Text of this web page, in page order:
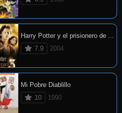
Harry Potter y el prisionero de Azkaban
7.9
2004
Mi Pobre Diablillo
10
1990